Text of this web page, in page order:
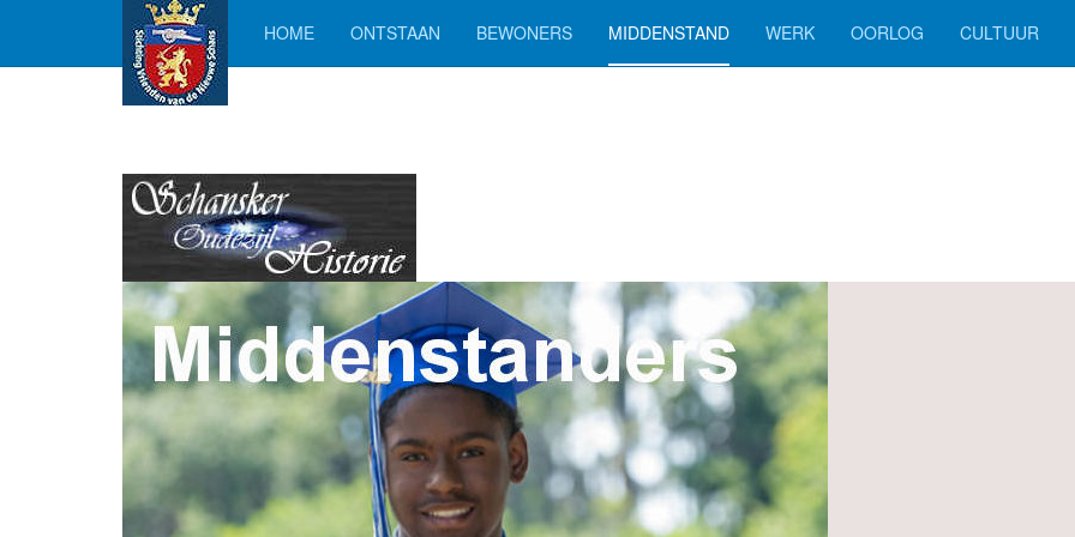
HOME ONTSTAAN BEWONERS MIDDENSTAND WERK OORLOG CULTUUR